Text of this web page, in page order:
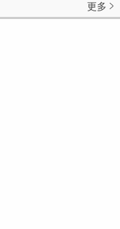
更多 